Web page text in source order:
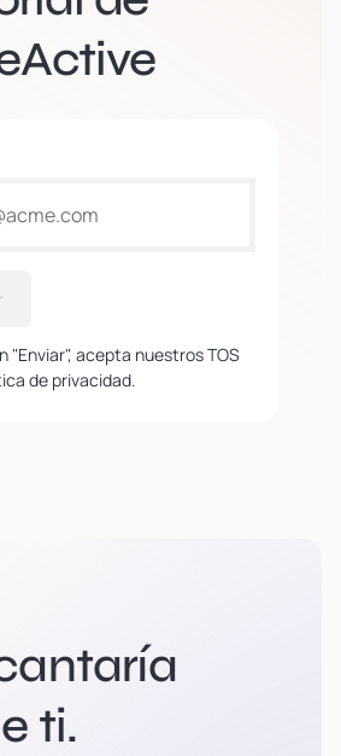
"Enviar", acepta nuestros TOS
de privacidad.
ti.